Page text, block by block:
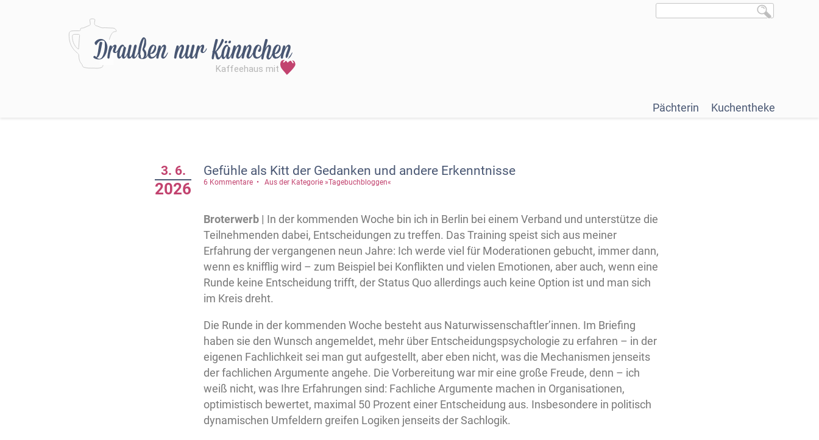
Pächterin Kuchentheke
Gefühle als Kitt der Gedanken und andere Erkenntnisse
3. 6.
2026 6 Kommentare Aus der Kategorie »Tagebuchbloggen«
Broterwerb | In der kommenden Woche bin ich in Berlin bei einem Verband und unterstütze die
Teilnehmenden dabei, Entscheidungen zu treffen. Das Training speist sich aus meiner
Erfahrung der vergangenen neun Jahre: Ich werde viel für Moderationen gebucht, immer dann,
wenn es knifflig wird – zum Beispiel bei Konflikten und vielen Emotionen, aber auch, wenn eine
Runde keine Entscheidung trifft, der Status Quo allerdings auch keine Option ist und man sich
im Kreis dreht.
Die Runde in der kommenden Woche besteht aus Naturwissenschaftler’innen. Im Briefing
haben sie den Wunsch angemeldet, mehr über Entscheidungspsychologie zu erfahren – in der
eigenen Fachlichkeit sei man gut aufgestellt, aber eben nicht, was die Mechanismen jenseits
der fachlichen Argumente angehe. Die Vorbereitung war mir eine große Freude, denn – ich
weiß nicht, was Ihre Erfahrungen sind: Fachliche Argumente machen in Organisationen,
optimistisch bewertet, maximal 50 Prozent einer Entscheidung aus. Insbesondere in politisch
dynamischen Umfeldern greifen Logiken jenseits der Sachlogik.